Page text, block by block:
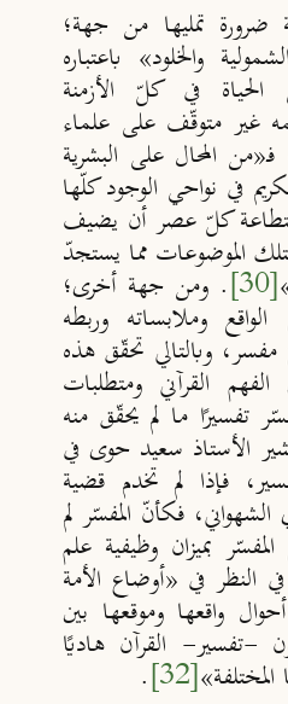
ضرورة تمليها من جهة؛
الشمولية والخلود» باعتباره
الحياة في كلّ الأزمنة
غير متوقّف على علماء
المحال على البشرية
في نواحي الوجود كلّها
كلّ عصر أن يضيف
الموضوعات مما يستجدّ
[30] . ومن جهة أخرى؛
وملابساته وربطه
وبالتالي تحقّق هذه
القرآني ومتطلبات
تفسيرا ما لم يحقّق منه
الأستاذ سعيد حوى في
فإذا لم تخدم قضية
الشهواني، فكأنّ المفسّر لم
بميزان وظيفية علم
النظر في «أوضاع الأمة
واقعها وموقعها بين
-تفسير- القرآن هاديًا
»
[32]
.